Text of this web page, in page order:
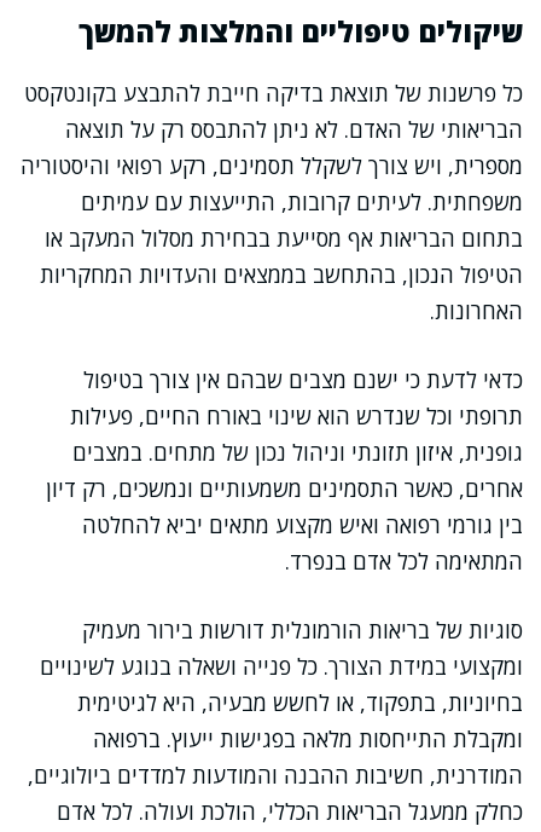
שיקולים טיפוליים והמלצות להמשך
כל פרשנות של תוצאת בדיקה חייבת להתבצע בקונטקסט
הבריאותי של האדם. לא ניתן להתבסס רק על תוצאה
מספרית, ויש צורך לשקלל תסמינים, רקע רפואי והיסטוריה
משפחתית. לעיתים קרובות, התייעצות עם עמיתים
בתחום הבריאות אף מסייעת בבחירת מסלול המעקב או
הטיפול הנכון, בהתחשב בממצאים והעדויות המחקריות
האחרונות.
כדאי לדעת כי ישנם מצבים שבהם אין צורך בטיפול
תרופתי וכל שנדרש הוא שינוי באורח החיים, פעילות
גופנית, איזון תזונתי וניהול נכון של מתחים. במצבים
אחרים, כאשר התסמינים משמעותיים ונמשכים, רק דיון
בין גורמי רפואה ואיש מקצוע מתאים יביא להחלטה
המתאימה לכל אדם בנפרד.
סוגיות של בריאות הורמונלית דורשות בירור מעמיק
ומקצועי במידת הצורך. כל פנייה ושאלה בנוגע לשינויים
בחיוניות, בתפקוד, או לחשש מבעיה, היא לגיטימית
ומקבלת התייחסות מלאה בפגישות ייעוץ. ברפואה
המודרנית, חשיבות ההבנה והמודעות למדדים ביולוגיים,
כחלק ממעגל הבריאות הכללי, הולכת ועולה. לכל אדם